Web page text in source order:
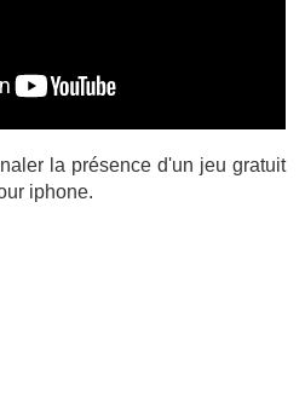
la présence d'un jeu gratuit
iphone.